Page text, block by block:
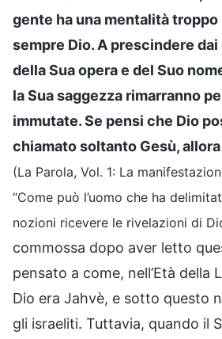
gente ha una mentalità
sempre Dio. A prescindere
della Sua opera e del Suo
la Sua saggezza rimarranno
immutate. Se pensi che Dio
chiamato soltanto Gesù,
(La Parola, Vol. 1: La
“Come può l’uomo che ha
nozioni ricevere le rivelazioni di
commossa dopo aver letto
pensato a come, nell’Età della
Dio era Jahvè, e sotto questo
gli israeliti. Tuttavia, quando il